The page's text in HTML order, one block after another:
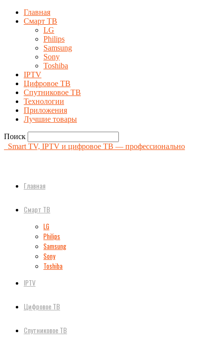
Главная
Смарт ТВ
LG
Philips
Samsung
Sony
Toshiba
IPTV
Цифровое ТВ
Спутниковое ТВ
Технологии
Приложения
Лучшие товары
Поиск
Smart TV, IPTV и цифровое ТВ — профессионально
Главная
Смарт ТВ
LG
Philips
Samsung
Sony
Toshiba
IPTV
Цифровое ТВ
Спутниковое ТВ